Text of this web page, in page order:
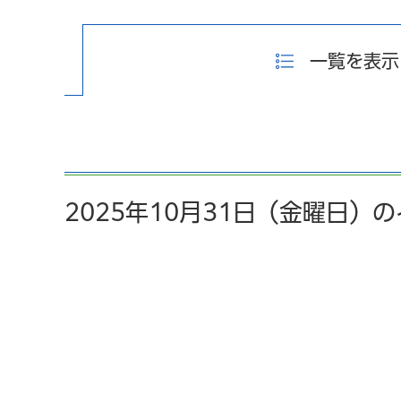
一覧を表示
2025年10月31日（金曜日）の